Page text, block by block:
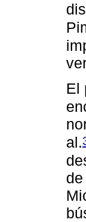
El
al.